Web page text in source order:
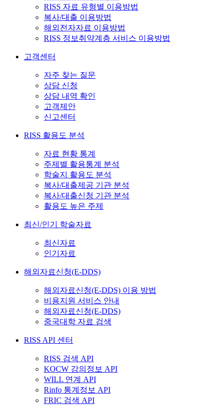
RISS 자료 유형별 이용방법
복사/대출 이용방법
해외전자자료 이용방법
RISS 정보취약계층 서비스 이용방법
고객센터
자주 찾는 질문
상담 신청
상담 내역 확인
고객제안
신고센터
RISS 활용도 분석
자료 현황 통계
주제별 활용통계 분석
학술지 활용도 분석
복사/대출제공 기관 분석
복사/대출신청 기관 분석
활용도 높은 주제
최신/인기 학술자료
최신자료
인기자료
해외자료신청(E-DDS)
해외자료신청(E-DDS) 이용 방법
비용지원 서비스 안내
해외자료신청(E-DDS)
중국대학 자료 검색
RISS API 센터
RISS 검색 API
KOCW 강의정보 API
WILL 연계 API
Rinfo 통계정보 API
FRIC 검색 API